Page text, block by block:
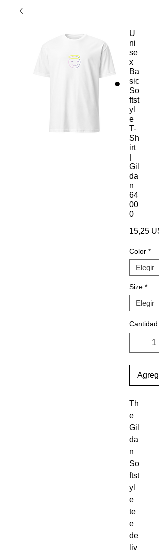
U
ni
se
x
Ba
sic
So
ftst
yl
e
T-
Sh
irt
Gil
da
n
64
00
0
15,25
Color *
Size *
Cantidad
Th
e
Gil
da
n
So
ftst
yl
e
te
e
de
liv